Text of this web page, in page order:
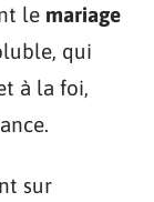
le mariage
qui
à la foi,
sur